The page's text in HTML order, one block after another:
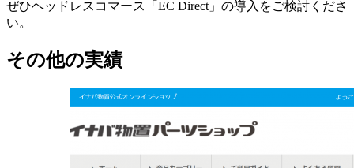
ぜひヘッドレスコマース「 EC Direct 」の導入をご検討くださ
い。
その他の実績